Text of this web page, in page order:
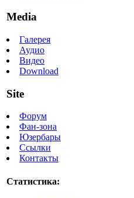
Media
Галерея
Аудио
Видео
Download
Site
Форум
Фан-зона
Юзербары
Ссылки
Контакты
Статистика: